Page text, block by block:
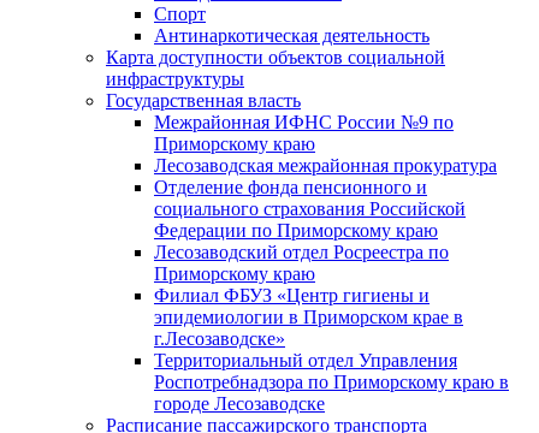
Спорт
Антинаркотическая деятельность
Карта доступности объектов социальной
инфраструктуры
Государственная власть
Межрайонная ИФНС России №9 по
Приморскому краю
Лесозаводская межрайонная прокуратура
Отделение фонда пенсионного и
социального страхования Российской
Федерации по Приморскому краю
Лесозаводский отдел Росреестра по
Приморскому краю
Филиал ФБУЗ «Центр гигиены и
эпидемиологии в Приморском крае в
г.Лесозаводске»
Территориальный отдел Управления
Роспотребнадзора по Приморскому краю в
городе Лесозаводске
Расписание пассажирского транспорта